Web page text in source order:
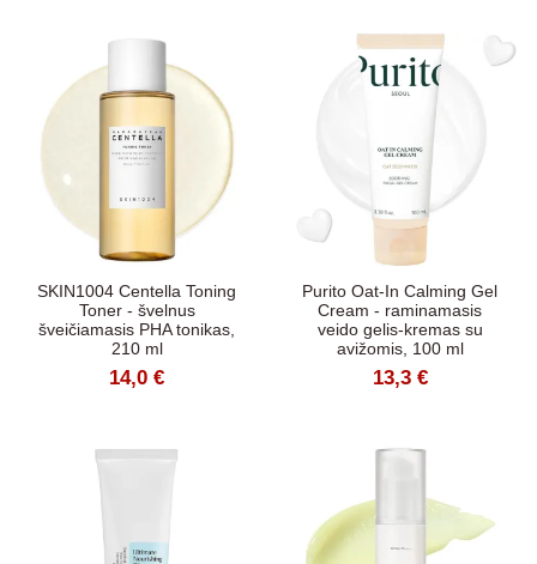
SKIN1004 Centella Toning
Toner - švelnus
šveičiamasis PHA tonikas,
210 ml
14,0 €
Purito Oat-In Calming Gel
Cream - raminamasis
veido gelis-kremas su
avižomis, 100 ml
13,3 €